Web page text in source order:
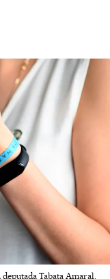
deputada Tabata Amaral.